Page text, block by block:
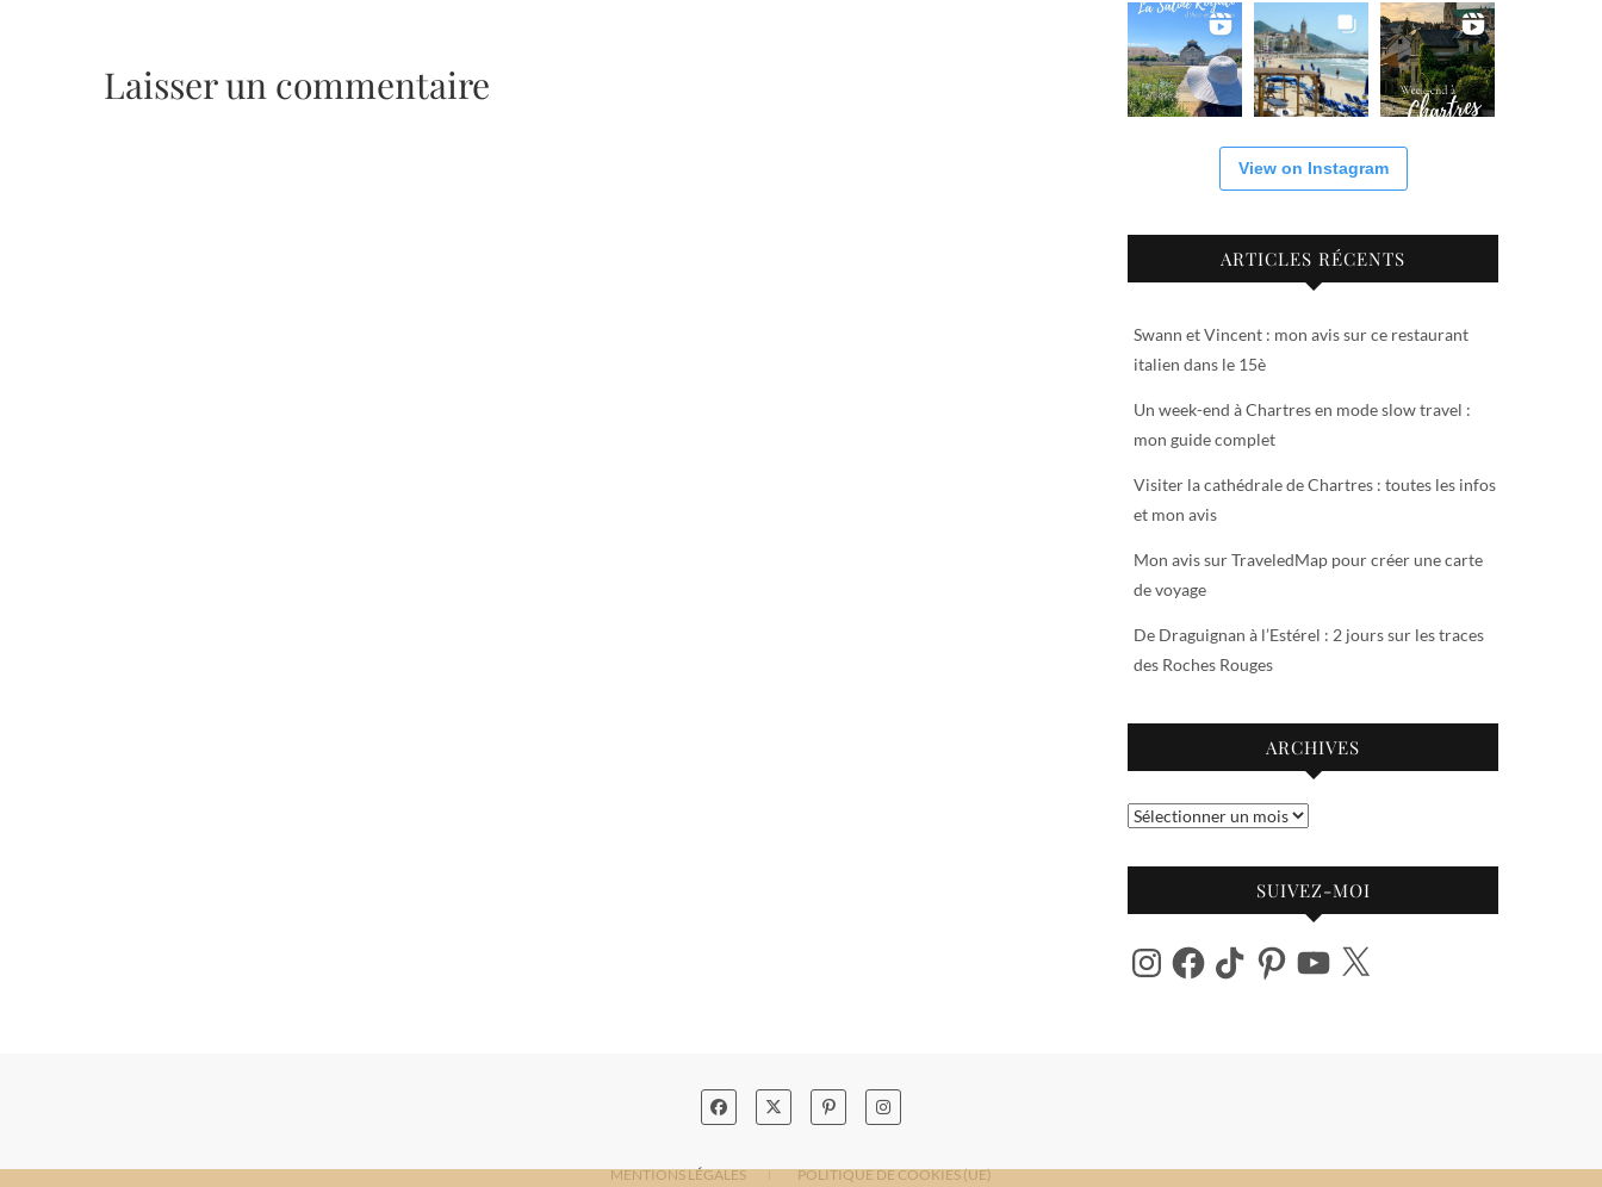
Laisser un commentaire
View on Instagram
ARTICLES RÉCENTS
Swann et Vincent : mon avis sur ce restaurant
italien dans le 15è
Un week-end à Chartres en mode slow travel :
mon guide complet
Visiter la cathédrale de Chartres : toutes les infos
et mon avis
Mon avis sur TraveledMap pour créer une carte
de voyage
De Draguignan à l’Estérel : 2 jours sur les traces
des Roches Rouges
ARCHIVES
Archives
SUIVEZ-MOI
InstagramFacebook
TikTok PinterestYouTube
X
MENTIONS LÉGALES POLITIQUE DE COOKIES (UE)